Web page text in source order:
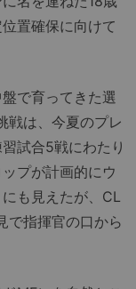
置確保に向けて
で育ってきた選
戦は、今夏のプレ
試合5戦にわたり
プが計画的にウ
も見えたが、CL
で指揮官の口から